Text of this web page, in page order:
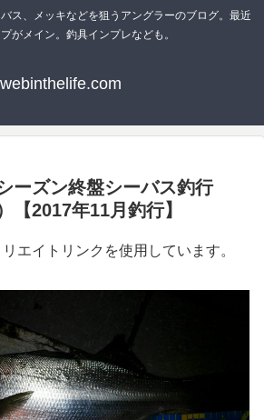
ス、メッキなどを狙うアングラーのブログ。最近
がメイン。釣具インプレなども。
webinthelife.com
ーズン終盤シーバス釣行
【2017年11月釣行】
エイトリンクを使用しています。